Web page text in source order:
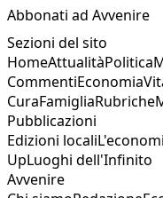
Abbonati ad Avvenire
Sezioni del sito
HomeAttualitàPolitica
CommentiEconomia
CuraFamigliaRubriche
Pubblicazioni
Edizioni locali
UpLuoghi dell'Infinito
Avvenire